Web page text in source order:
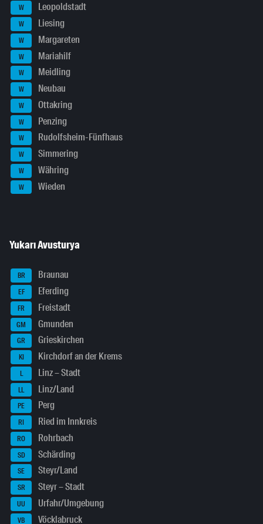
W Leopoldstadt
W Liesing
W Margareten
W Mariahilf
W Meidling
W Neubau
W Ottakring
W Penzing
W Rudolfsheim-Fünfhaus
W Simmering
W Währing
W Wieden
Yukarı Avusturya
BR Braunau
EF Eferding
FR Freistadt
GM Gmunden
GR Grieskirchen
KI Kirchdorf an der Krems
L Linz – Stadt
LL Linz/Land
PE Perg
RI Ried im Innkreis
RO Rohrbach
SD Schärding
SE Steyr/Land
SR Steyr – Stadt
UU Urfahr/Umgebung
VB Vöcklabruck